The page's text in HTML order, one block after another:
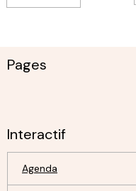
Pages
Interactif
Agenda